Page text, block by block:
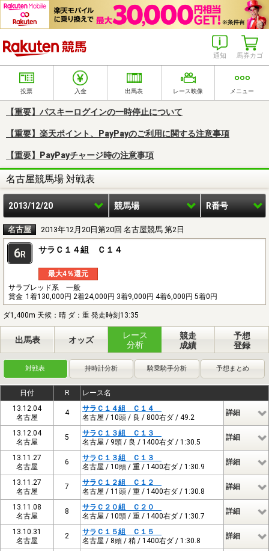
馬券カゴ
通知
投票 入金 出馬表 レース映像 メニュー
【重要】パスキーログインの一時停止について
【重要】楽天ポイント、PayPayのご利用に関する注意事項
【重要】PayPayチャージ時の注意事項
名古屋競馬場 対戦表
2013/12/20 競馬場 R番号
名古屋 2013年12月20日第20回 名古屋競馬 第2日
6R サラＣ１４組 Ｃ１４
最大4％還元
サラブレッド系 一般
賞金 1着130,000円 2着24,000円 3着9,000円 4着6,000円 5着0円
ダ1,400m 天候：晴 ダ：重 発走時刻13:35
出馬表 オッズ
レース
分析
競走
成績
予想
登録
対戦表 持時計分析 騎乗騎手分析 予想まとめ
日付 R
レース名
13.12.04
名古屋
4
サラＣ１４組 Ｃ１４
名古屋 / 10頭 / 良 / 800右ダ / 49.2
詳細
13.12.04
名古屋
5
サラＣ１３組 Ｃ１３
名古屋 / 9頭 / 良 / 1400右ダ / 1:30.5
詳細
13.11.27
名古屋
6
サラＣ１３組 Ｃ１３
名古屋 / 10頭 / 重 / 1400右ダ / 1:30.9
詳細
13.11.27
名古屋
7
サラＣ１２組 Ｃ１２
名古屋 / 11頭 / 重 / 1400右ダ / 1:30.8
詳細
13.11.08
名古屋
8
サラＣ２０組 Ｃ２０
名古屋 / 10頭 / 重 / 1400右ダ / 1:30.7
詳細
13.10.31
名古屋
2
サラＣ１５組 Ｃ１５
名古屋 / 8頭 / 稍 / 1400右ダ / 1:30.8
詳細